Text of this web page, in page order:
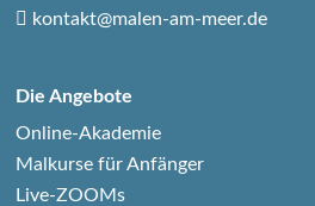
kontakt@malen-am-meer.de
Die Angebote
Online-Akademie
Malkurse für Anfänger
Live-ZOOMs